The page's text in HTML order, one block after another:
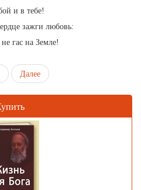
и в тебе!
зажги любовь:
гас на Земле!
Далее